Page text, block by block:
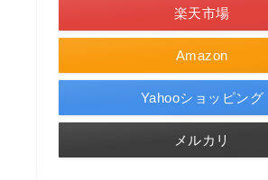
Amazon
楽天市場
Yahooショッピング
メルカリ